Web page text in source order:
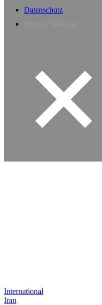
Datenschutz
International
Iran